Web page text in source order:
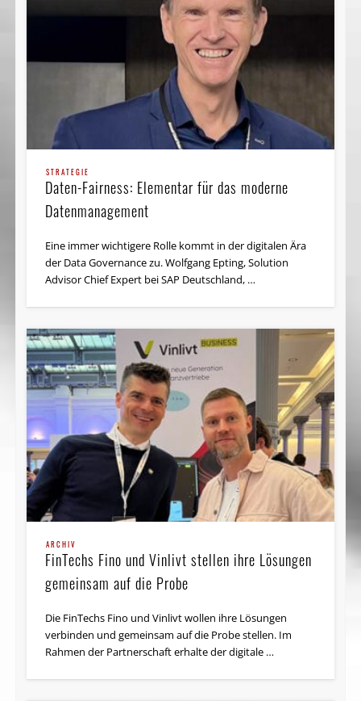
STRATEGIE
Daten-Fairness: Elementar für das moderne
Datenmanagement
Eine immer wichtigere Rolle kommt in der digitalen Ära
der Data Governance zu. Wolfgang Epting, Solution
Advisor Chief Expert bei SAP Deutschland, …
ARCHIV
FinTechs Fino und Vinlivt stellen ihre Lösungen
gemeinsam auf die Probe
Die FinTechs Fino und Vinlivt wollen ihre Lösungen
verbinden und gemeinsam auf die Probe stellen. Im
Rahmen der Partnerschaft erhalte der digitale …